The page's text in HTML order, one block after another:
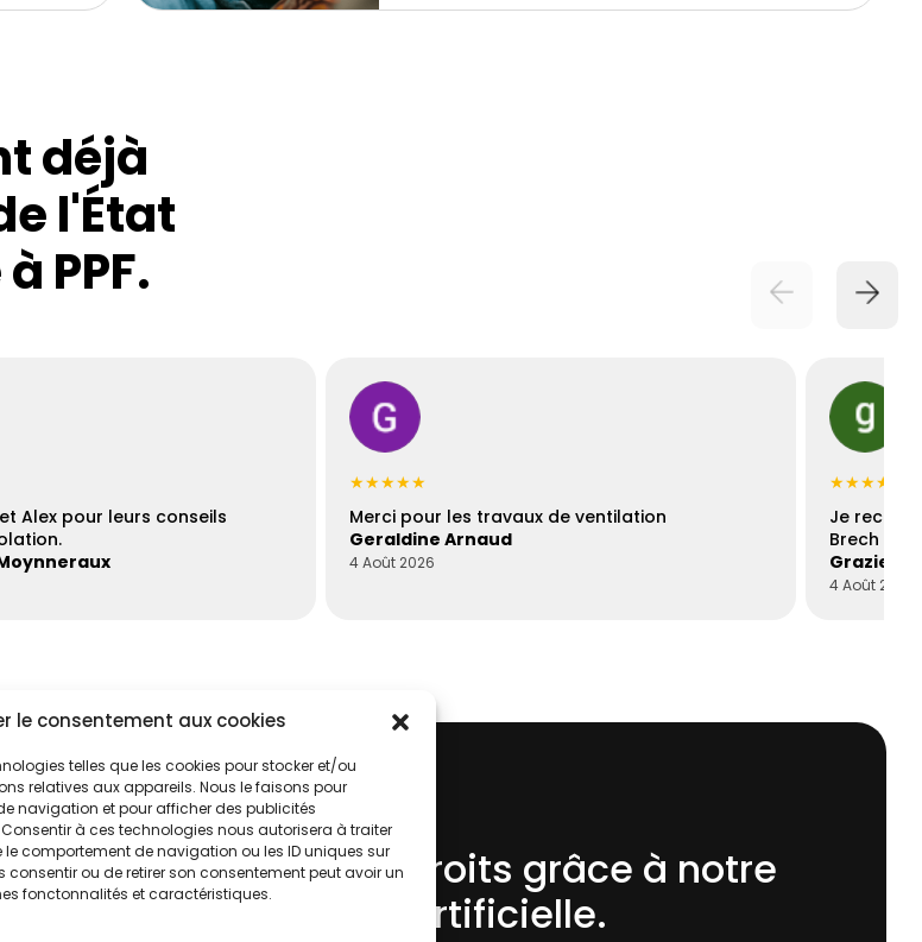
le consentement aux cookies
telles que les cookies pour stocker et/ou
relatives aux appareils. Nous le faisons pour
navigation et pour afficher des publicités
à ces technologies nous autorisera à traiter
le comportement de navigation ou les ID uniques sur
consentir ou de retirer son consentement peut avoir un
fonctonnalités et caractéristiques.
déjà
l'État
PPF.
Alex pour leurs conseils
★★★★★
Merci pour les travaux de ventilation
Geraldine Arnaud
4 Août 2026
★★★★★
Je
Brech est
Graziella
4 Août 2026
Évaluez vos droits grâce à notre
Intelligence Artificielle.